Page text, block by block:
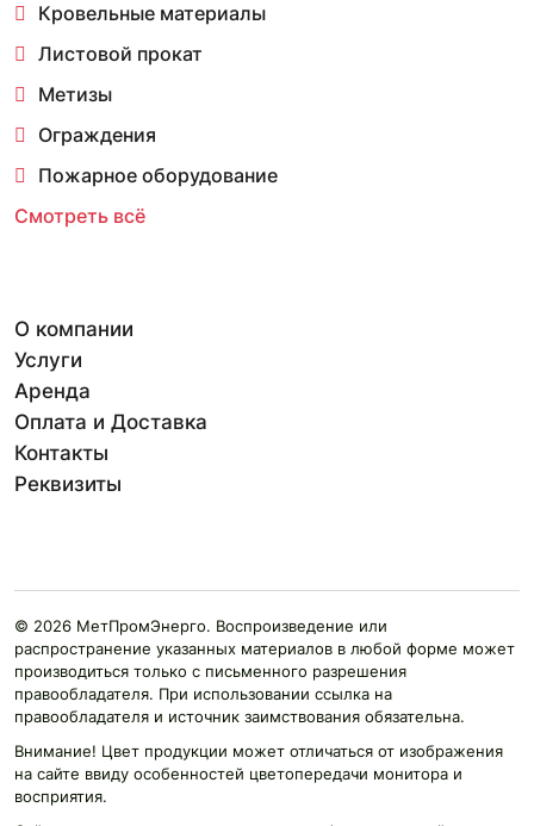
Кровельные материалы
Листовой прокат
Метизы
Ограждения
Пожарное оборудование
Смотреть всё
О компании
Услуги
Аренда
Оплата и Доставка
Контакты
Реквизиты
© 2026 МетПромЭнерго. Воспроизведение или
распространение указанных материалов в любой форме может
производиться только с письменного разрешения
правообладателя. При использовании ссылка на
правообладателя и источник заимствования обязательна.
Внимание! Цвет продукции может отличаться от изображения
на сайте ввиду особенностей цветопередачи монитора и
восприятия.